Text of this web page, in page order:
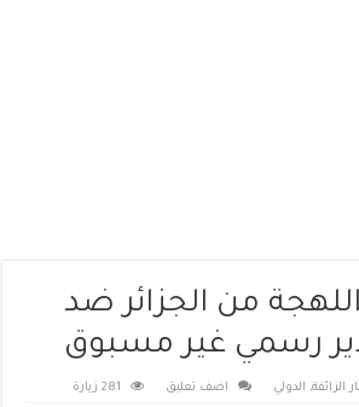
من الجزائر ضد
رسمي غير مسبوق
الزائفة, الدولي اضف تعليق 281 زيارة